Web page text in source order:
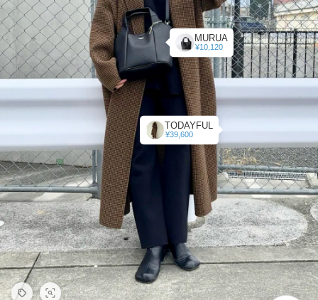
MURUA
¥10,120
TODAYFUL
¥39,600